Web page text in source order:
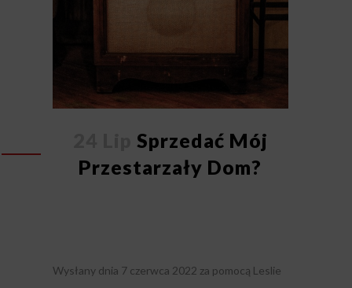
Sprzedać Mój
Przestarzały Dom?
Wysłany dnia 7 czerwca 2022 za pomocą Leslie